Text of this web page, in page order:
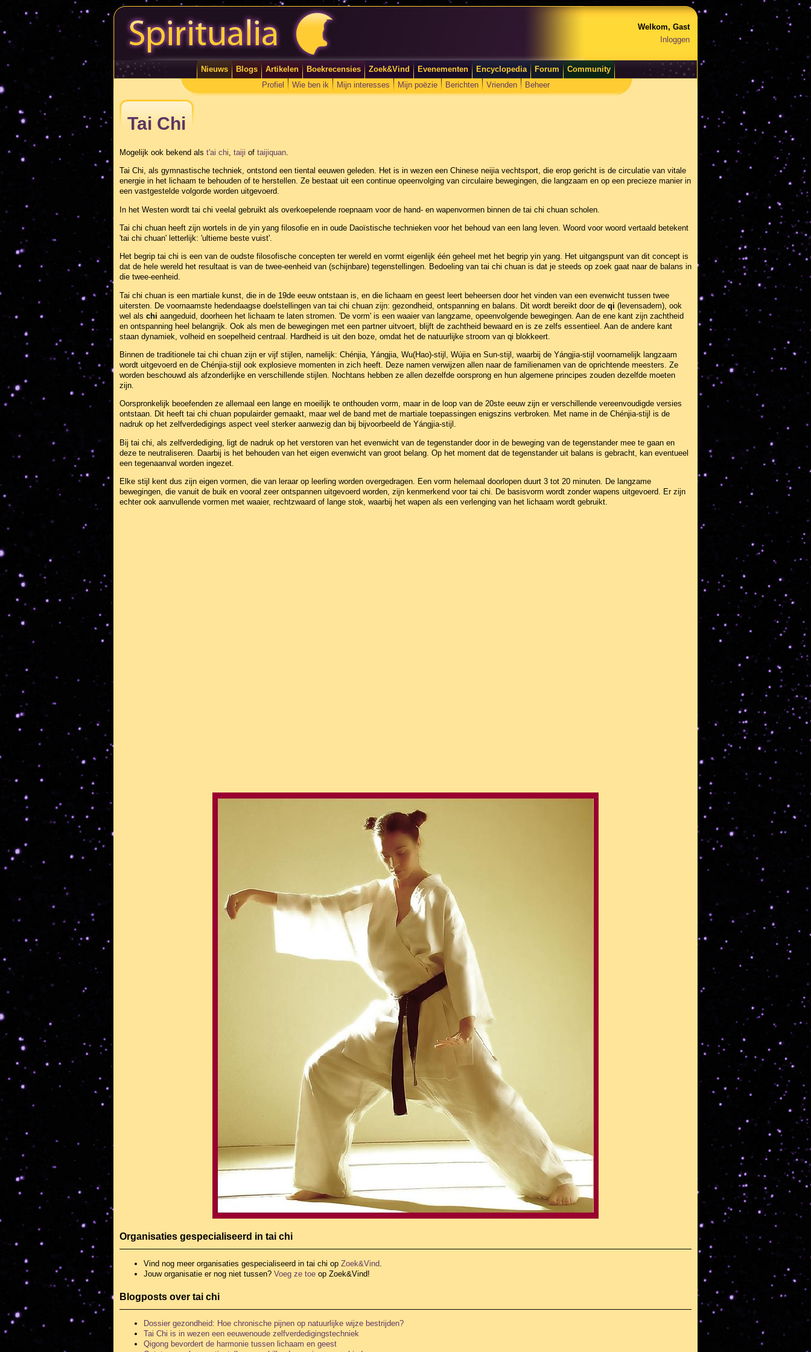
Welkom, Gast
Inloggen
Nieuws Blogs Artikelen Boekrecensies Zoek&Vind Evenementen Encyclopedia Forum
Community
Profiel
Wie ben ik Mijn interesses Mijn poëzie Berichten Vrienden Beheer
Tai Chi
Mogelijk ook bekend als t'ai chi, taiji of taijiquan.
Tai Chi, als gymnastische techniek, ontstond een tiental eeuwen geleden. Het is in wezen een Chinese neijia vechtsport, die erop gericht is de circulatie van vitale
energie in het lichaam te behouden of te herstellen. Ze bestaat uit een continue opeenvolging van circulaire bewegingen, die langzaam en op een precieze manier in
een vastgestelde volgorde worden uitgevoerd.
In het Westen wordt tai chi veelal gebruikt als overkoepelende roepnaam voor de hand- en wapenvormen binnen de tai chi chuan scholen.
Tai chi chuan heeft zijn wortels in de yin yang filosofie en in oude Daoïstische technieken voor het behoud van een lang leven. Woord voor woord vertaald betekent
'tai chi chuan' letterlijk: 'ultieme beste vuist'.
Het begrip tai chi is een van de oudste filosofische concepten ter wereld en vormt eigenlijk één geheel met het begrip yin yang. Het uitgangspunt van dit concept is
dat de hele wereld het resultaat is van de twee-eenheid van (schijnbare) tegenstellingen. Bedoeling van tai chi chuan is dat je steeds op zoek gaat naar de balans in
die twee-eenheid.
Tai chi chuan is een martiale kunst, die in de 19de eeuw ontstaan is, en die lichaam en geest leert beheersen door het vinden van een evenwicht tussen twee
uitersten. De voornaamste hedendaagse doelstellingen van tai chi chuan zijn: gezondheid, ontspanning en balans. Dit wordt bereikt door de qi (levensadem), ook
wel als chi aangeduid, doorheen het lichaam te laten stromen. 'De vorm' is een waaier van langzame, opeenvolgende bewegingen. Aan de ene kant zijn zachtheid
en ontspanning heel belangrijk. Ook als men de bewegingen met een partner uitvoert, blijft de zachtheid bewaard en is ze zelfs essentieel. Aan de andere kant
staan dynamiek, volheid en soepelheid centraal. Hardheid is uit den boze, omdat het de natuurlijke stroom van qi blokkeert.
Binnen de traditionele tai chi chuan zijn er vijf stijlen, namelijk: Chénjia, Yángjia, Wu(Hao)-stijl, Wújia en Sun-stijl, waarbij de Yángjia-stijl voornamelijk langzaam
wordt uitgevoerd en de Chénjia-stijl ook explosieve momenten in zich heeft. Deze namen verwijzen allen naar de familienamen van de oprichtende meesters. Ze
worden beschouwd als afzonderlijke en verschillende stijlen. Nochtans hebben ze allen dezelfde oorsprong en hun algemene principes zouden dezelfde moeten
zijn.
Oorspronkelijk beoefenden ze allemaal een lange en moeilijk te onthouden vorm, maar in de loop van de 20ste eeuw zijn er verschillende vereenvoudigde versies
ontstaan. Dit heeft tai chi chuan populairder gemaakt, maar wel de band met de martiale toepassingen enigszins verbroken. Met name in de Chénjia-stijl is de
nadruk op het zelfverdedigings aspect veel sterker aanwezig dan bij bijvoorbeeld de Yángjia-stijl.
Bij tai chi, als zelfverdediging, ligt de nadruk op het verstoren van het evenwicht van de tegenstander door in de beweging van de tegenstander mee te gaan en
deze te neutraliseren. Daarbij is het behouden van het eigen evenwicht van groot belang. Op het moment dat de tegenstander uit balans is gebracht, kan eventueel
een tegenaanval worden ingezet.
Elke stijl kent dus zijn eigen vormen, die van leraar op leerling worden overgedragen. Een vorm helemaal doorlopen duurt 3 tot 20 minuten. De langzame
bewegingen, die vanuit de buik en vooral zeer ontspannen uitgevoerd worden, zijn kenmerkend voor tai chi. De basisvorm wordt zonder wapens uitgevoerd. Er zijn
echter ook aanvullende vormen met waaier, rechtzwaard of lange stok, waarbij het wapen als een verlenging van het lichaam wordt gebruikt.
Organisaties gespecialiseerd in tai chi
Vind nog meer organisaties gespecialiseerd in tai chi op Zoek&Vind
Jouw organisatie er nog niet tussen? Voeg ze toe op Zoek&Vind!
Blogposts over tai chi
Dossier gezondheid: Hoe chronische pijnen op natuurlijke wijze bestrijden?
Tai Chi is in wezen een eeuwenoude zelfverdedigingstechniek
Qigong bevordert de harmonie tussen lichaam en geest